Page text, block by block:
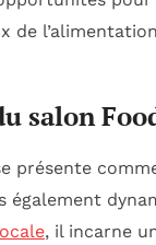
de
salon
présente
également
, il incarne